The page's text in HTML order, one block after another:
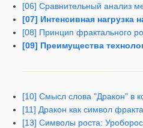
[06] Сравнительный анализ
[07] Интенсивная нагрузка
[08] Принцип фрактального
[09] Преимущества
[10] Смысл слова "Дракон" в
[11] Дракон как символ
[13] Символы роста: